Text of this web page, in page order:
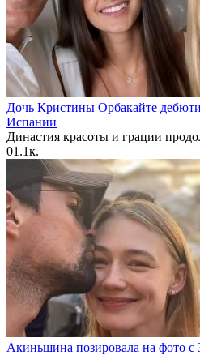
Дочь Кристины Орбакайте
Испании
Династия красоты и грации
01.1к.
Акиньшина позировала на фото